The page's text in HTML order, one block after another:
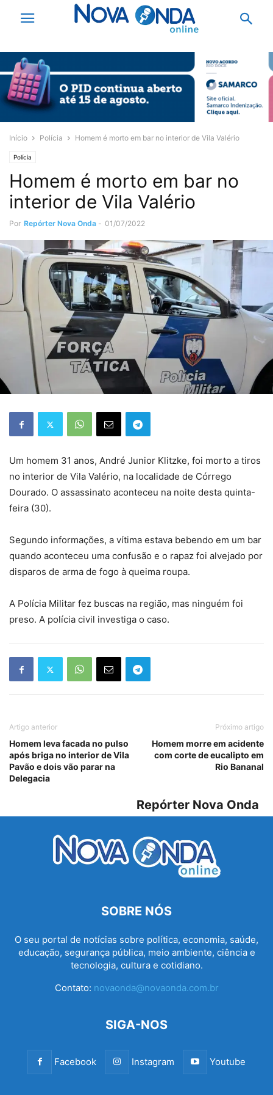
Início Polícia Homem é morto em bar no interior de Vila Valério
Polícia
Homem é morto em bar no
interior de Vila Valério
Por Repórter Nova Onda - 01/07/2022
Um homem 31 anos, André Junior Klitzke, foi morto a tiros
no interior de Vila Valério, na localidade de Córrego
Dourado. O assassinato aconteceu na noite desta quinta-
feira (30).
Segundo informações, a vítima estava bebendo em um bar
quando aconteceu uma confusão e o rapaz foi alvejado por
disparos de arma de fogo à queima roupa.
A Polícia Militar fez buscas na região, mas ninguém foi
preso. A polícia civil investiga o caso.
Artigo anterior
Homem leva facada no pulso
após briga no interior de Vila
Pavão e dois vão parar na
Delegacia
Próximo artigo
Homem morre em acidente
com corte de eucalipto em
Rio Bananal
Repórter Nova Onda
SOBRE NÓS
O seu portal de notícias sobre política, economia, saúde,
educação, segurança pública, meio ambiente, ciência e
tecnologia, cultura e cotidiano.
Contato: novaonda@novaonda.com.br
SIGA-NOS
Facebook Instagram Youtube